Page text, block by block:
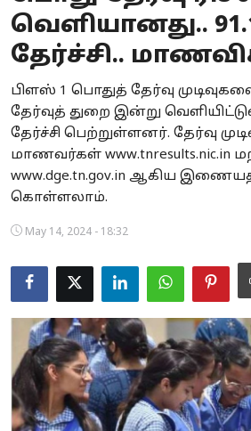
Business
Crime
Tamilnadu
National
World
Astrology
Spirituality
Weather
Politics
வெளியானது..
தேர்ச்சி..
பிளஸ் 1 பொதுத் தேர்வு
தேர்வுத் துறை இன்று
தேர்ச்சி பெற்றுள்ளனர். தேர்வு
மாணவர்கள் www.tnresults.nic.in
www.dge.tn.gov.in ஆகிய
கொள்ளலாம்.
May 14, 2024 - 18:32